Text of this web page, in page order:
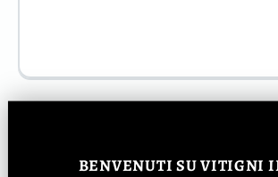
BENVENUTI SU VITIGNI